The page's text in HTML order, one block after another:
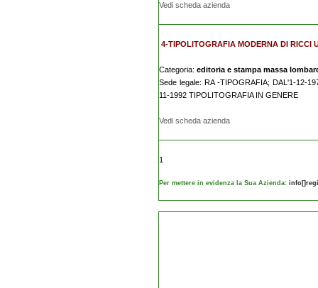
Vedi scheda azienda
4-TIPOLITOGRAFIA MODERNA DI RICCI
Categoria: editoria e stampa massa
Sede legale: RA -TIPOGRAFIA; DAL'1-12-
11-1992 TIPOLITOGRAFIA IN GENERE
Vedi scheda azienda
1
Per mettere in evidenza la Sua Azienda: